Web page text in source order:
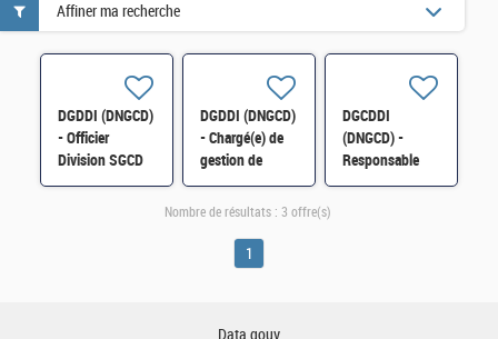
DGDDI (DNGCD)
- Officier
Division SGCD
Antilles Guyane
DGDDI (DNGCD)
- Chargé(e) de
gestion de
contrat H/F
DGCDDI
(DNGCD) -
Responsable
Technique Naval
Affiner ma recherche
Nombre de résultats : 3 offre(s)
1